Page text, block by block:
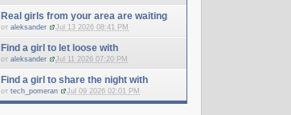
Real girls from your area are waiting
отaleksander Jul 13 2026 08:41 PM
Find a girl to let loose with
отaleksander Jul 11 2026 07:20 PM
Find a girl to share the night with
отtech_pomeran Jul 09 2026 02:01 PM